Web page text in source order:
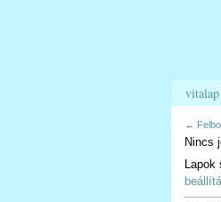
vitalap
←
Nincs
Lapok